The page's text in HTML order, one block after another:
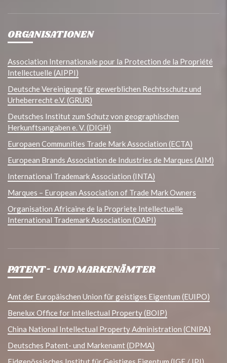
ORGANISATIONEN
Association Internationale pour la Protection de la Propriété
Intellectuelle (AIPPI)
Deutsche Vereinigung für gewerblichen Rechtsschutz und
Urheberrecht e.V. (GRUR)
Deutsches Institut zum Schutz von geographischen
Herkunftsangaben e. V. (DIGH)
Europaen Communities Trade Mark Association (ECTA)
European Brands Association de Industries de Marques (AIM)
International Trademark Association (INTA)
Marques – European Association of Trade Mark Owners
Organisation Africaine de la Propriete Intellectuelle
International Trademark Association (OAPI)
PATENT- UND MARKENÄMTER
Amt der Europäischen Union für geistiges Eigentum (EUIPO)
Benelux Office for Intellectual Property (BOIP)
China National Intellectual Property Administration (CNIPA)
Deutsches Patent- und Markenamt (DPMA)